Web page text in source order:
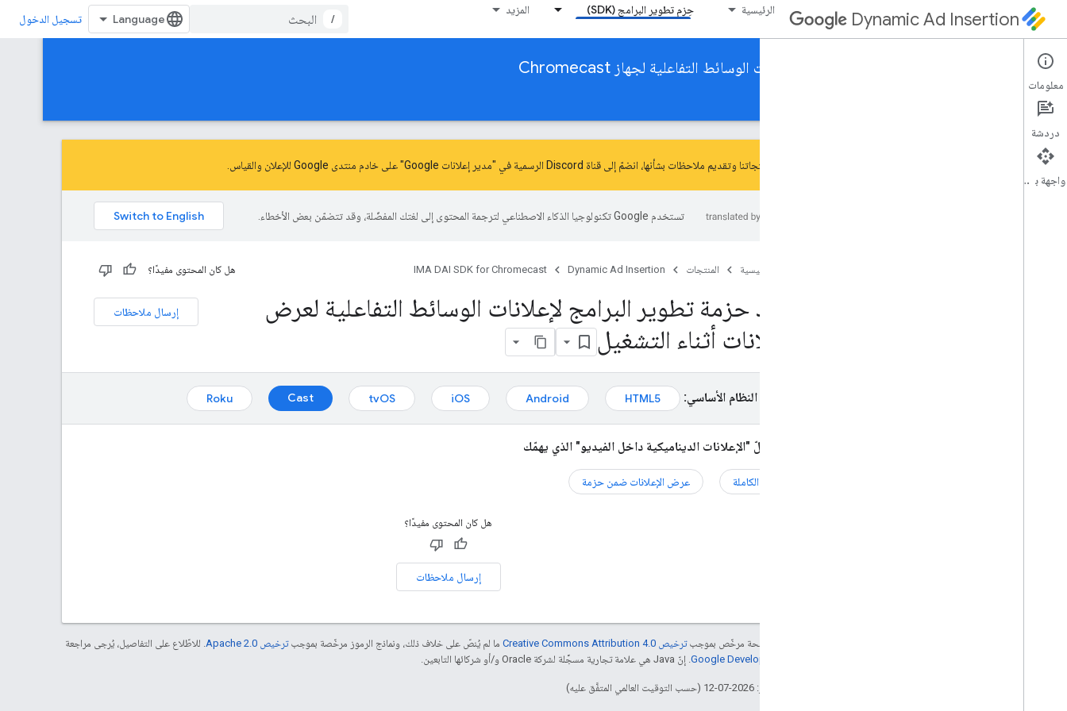
Dynamic Ad Insertion الرئيسية حِزم تطوير البرامج (SDK) المزيد
/ تسجيل الدخول
حزمة تطوير البرامج لإدراج إعلان ديناميكي لإعلانات الوسائط التفاعلية لجهاز Chromecast
الأدلة
لمناقشة منتجاتنا وتقديم ملاحظات بشأنها، انضمّ إلى قناة Discord الرسمية في "مدير إعلانات Google" على خادم منتدى Google للإعلان والقياس
تستخدم Google تكنولوجيا الذكاء الاصطناعي لترجمة المحتوى إلى لغتك المفضّلة، وقد تتضمّن بعض الأخطاء.
الصفحة الرئيسية المنتجات Dynamic Ad Insertion
IMA DAI SDK for Chromecast هل كان المحتوى مفيدًا؟
إرسال ملاحظات
إعداد حزمة تطوير البرامج لإعلانات الوسائط التفاعلية لعرض
الإعلانات أثناء التشغيل
اختيار النظام الأساسي: HTML5
Android
iOS
tvOS
Cast
Roku
اختيار حلّ "الإعلانات الديناميكية داخل الفيديو" الذي يهمّك
الخدمة الكاملة عرض الإعلانات ضمن حزمة
هل كان المحتوى مفيدًا؟
إرسال ملاحظات
إنّ محتوى هذه الصفحة مرخّص بموجبترخيص Creative Commons Attribution 4.0‏ ما لم يُنصّ على خلاف ذلك، ونماذج الرموز مرخّصة بموجبترخيص Apache 2.0‏
. للاطّلاع على التفاصيل، يُرجى مراجعة
. إنّ Java هي علامة تجارية مسجَّلة لشركة Oracle و/أو شركائها التابعين.
تاريخ التعديل الأخير: 2026-07-12 (حسب التوقيت العالمي المتفَّق عليه)
معلومات
دردشة
واجهة برمجة التطبيقات